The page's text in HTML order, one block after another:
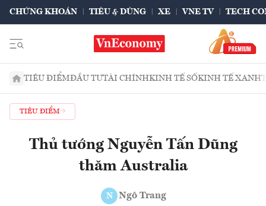
CHỨNG KHOÁN TIÊU & DÙNG XE VNE TV TECH
TIÊU ĐIỂMĐẦU TƯTÀI CHÍNHKINH TẾ SỐKINH TẾ XANH
TIÊU ĐIỂM
Thủ tướng Nguyễn Tấn Dũng
thăm Australia
N Ngô Trang